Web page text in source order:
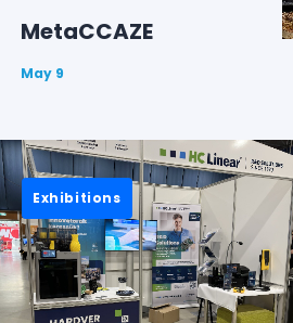
MetaCCAZE
May 9
Exhibitions